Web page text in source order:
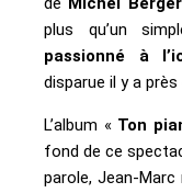
plus qu’un
passionné à
disparue il y a près
L’album « Ton
fond de ce
parole, Jean-